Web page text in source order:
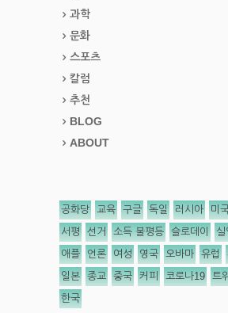
과학
문화
스포츠
칼럼
추천
BLOG
ABOUT
공화당 교육 구글 독일 러시아 미
서평 선거 소득 불평등 슬로데이 실
애플 언론 여성 영국 오바마 유럽
일본 종교 중국 커피 코로나19 트
한국